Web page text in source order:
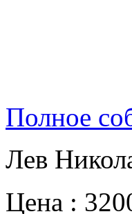
Полное
Лев
Цена :